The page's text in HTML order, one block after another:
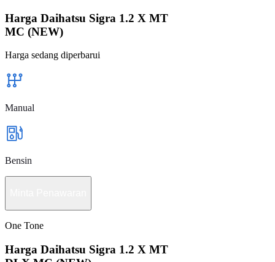
Harga Daihatsu Sigra 1.2 X MT
MC (NEW)
Harga sedang diperbarui
Manual
Bensin
One Tone
Harga Daihatsu Sigra 1.2 X MT